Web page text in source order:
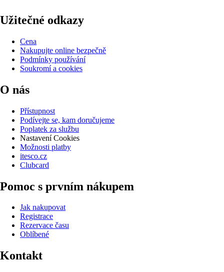
Užitečné odkazy
Cena
Nakupujte online bezpečně
Podmínky používání
Soukromí a cookies
O nás
Přístupnost
Podívejte se, kam doručujeme
Poplatek za službu
Nastavení Cookies
Možnosti platby
itesco.cz
Clubcard
Pomoc s prvním nákupem
Jak nakupovat
Registrace
Rezervace času
Oblíbené
Kontakt